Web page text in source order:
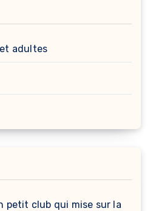
adultes
petit club qui mise sur la